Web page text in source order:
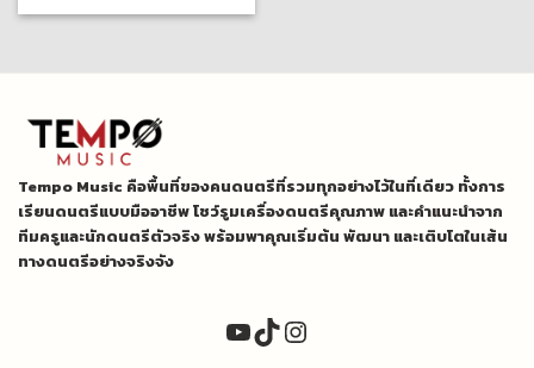
Tempo Music คือพื้นที่ของคนดนตรีที่รวมทุกอย่างไว้ในที่เดียว ทั้งการ
เรียนดนตรีแบบมืออาชีพ โชว์รูมเครื่องดนตรีคุณภาพ และคำแนะนำจาก
ทีมครูและนักดนตรีตัวจริง พร้อมพาคุณเริ่มต้น พัฒนา และเติบโตในเส้น
ทางดนตรีอย่างจริงจัง
YouTube
TikTok
Instagram